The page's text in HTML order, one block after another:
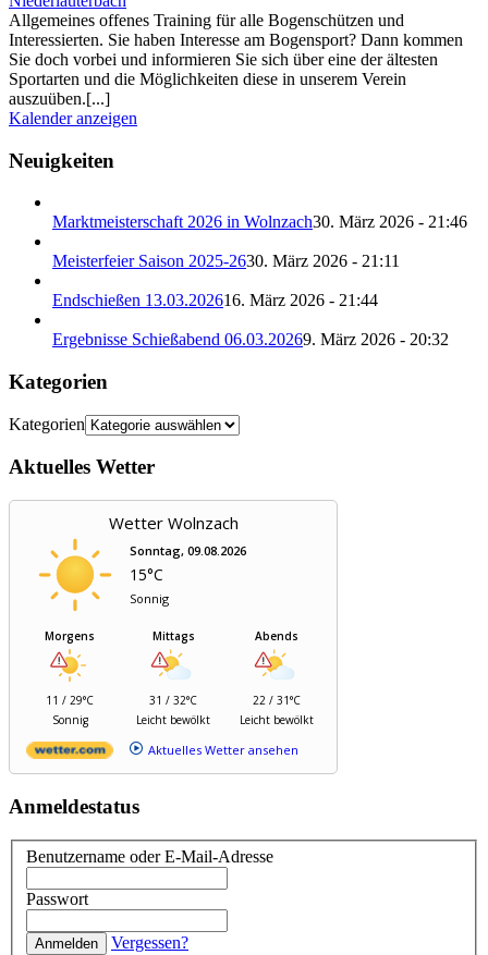
Allgemeines offenes Training für alle Bogenschützen und
Interessierten. Sie haben Interesse am Bogensport? Dann kommen
Sie doch vorbei und informieren Sie sich über eine der ältesten
Sportarten und die Möglichkeiten diese in unserem Verein
auszuüben.[...]
Kalender anzeigen
Neuigkeiten
Marktmeisterschaft 2026 in Wolnzach30. März 2026 - 21:46
Meisterfeier Saison 2025-2630. März 2026 - 21:11
Endschießen 13.03.202616. März 2026 - 21:44
Ergebnisse Schießabend 06.03.20269. März 2026 - 20:32
Kategorien
Kategorien
Aktuelles Wetter
Wetter Wolnzach
Sonntag, 09.08.2026
15°C
Sonnig
Morgens
11 / 29°C
Sonnig
Mittags
31 / 32°C
Leicht bewölkt
Abends
22 / 31°C
Leicht bewölkt
Aktuelles Wetter ansehen
Anmeldestatus
Benutzername oder E-Mail-Adresse
Passwort
Vergessen?